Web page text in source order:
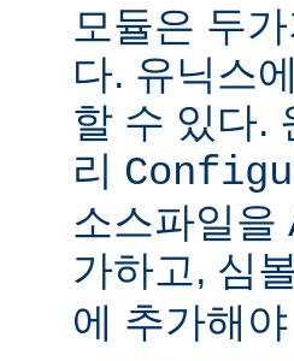
모듈은 두
다. 유닉스
할 수 있다.
리
소스파일을
가하고, 심
에 추가해